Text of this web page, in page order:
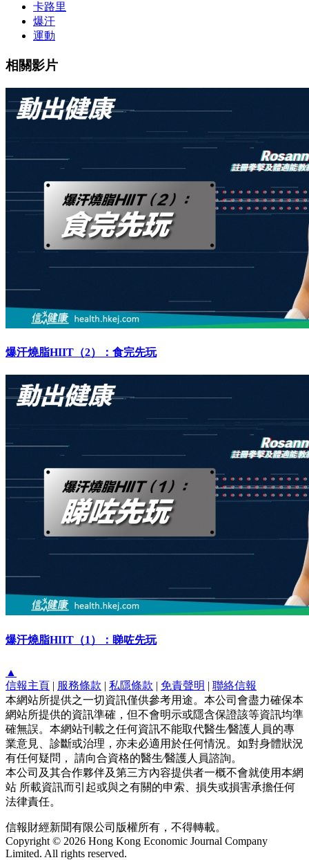
卡路里
爆汗
運動
相關影片
爆汗燒脂HIIT（2）：食完先玩
爆汗燒脂HIIT（1）：睇咗先玩
▲
信報主頁 | 服務條款 | 私隱條款 | 免責聲明 | 聯絡信報
本網站所提供之一切資訊僅供參考用途。本公司會盡力確保本
網站所提供的資訊準確，但不會明示或隱含保證該等資訊均準
確無誤。本網站刊載之任何資訊不能取代醫生∕醫護人員的專
業意見、診斷或治理，亦未必適用於任何情況。如對身體狀況
有任何疑問， 請向合資格的醫生∕醫護人員諮詢。
本公司及其合作夥伴及第三方內容提供者一概不會就使用本網
站 所載資訊而引起或與之有關的申索、損失或損害承擔任何
法律責任。
信報財經新聞有限公司版權所有，不得轉載。
Copyright © 2026 Hong Kong Economic Journal Company
Limited. All rights reserved.